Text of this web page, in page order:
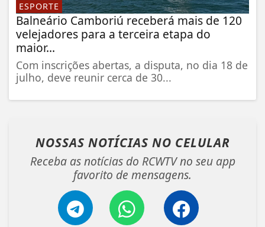
ESPORTE
Balneário Camboriú receberá mais de 120
velejadores para a terceira etapa do
maior...
Com inscrições abertas, a disputa, no dia 18 de
julho, deve reunir cerca de 30...
NOSSAS NOTÍCIAS NO CELULAR
Receba as notícias do RCWTV no seu app
favorito de mensagens.